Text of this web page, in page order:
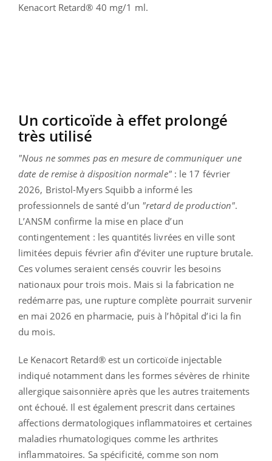
Kenacort Retard® 40 mg/1 ml.
Un corticoïde à effet prolongé
très utilisé
"Nous ne sommes pas en mesure de communiquer une
date de remise à disposition normale": le 17 février
2026, Bristol-Myers Squibb a informé les
professionnels de santé d’un "retard de production".
L’ANSM confirme la mise en place d’un
contingentement : les quantités livrées en ville sont
limitées depuis février afin d’éviter une rupture brutale.
Ces volumes seraient censés couvrir les besoins
nationaux pour trois mois. Mais si la fabrication ne
redémarre pas, une rupture complète pourrait survenir
en mai 2026 en pharmacie, puis à l’hôpital d’ici la fin
du mois.
Le Kenacort Retard® est un corticoïde injectable
indiqué notamment dans les formes sévères de rhinite
allergique saisonnière après que les autres traitements
ont échoué. Il est également prescrit dans certaines
affections dermatologiques inflammatoires et certaines
maladies rhumatologiques comme les arthrites
inflammatoires. Sa spécificité, comme son nom